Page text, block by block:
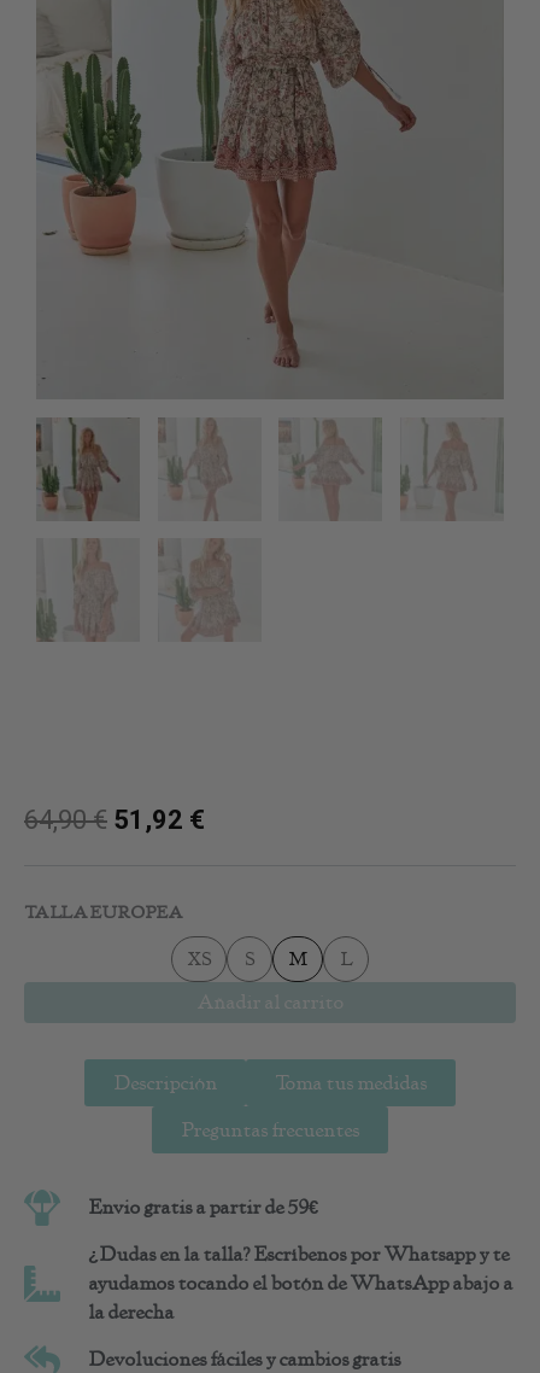
64,90€ 51,92 €
TALLA EUROPEA
XS S M L
Dress
Añadir al carrito
Descripción Toma tus medidas
Preguntas frecuentes
Envio gratis a partir de 59€
¿Dudas en la talla? Escríbenos por Whatsapp y te
ayudamos tocando el botón de WhatsApp abajo a
la derecha
Devoluciones fáciles y cambios gratis